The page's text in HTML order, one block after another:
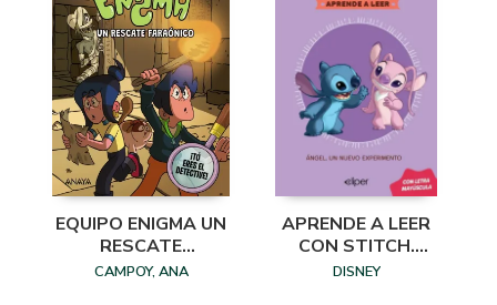
EQUIPO ENIGMA UN
RESCATE
FARAÓNICO
CAMPOY, ANA
APRENDE A LEER
CON STITCH.
ANGEL EXPERIM
DISNEY